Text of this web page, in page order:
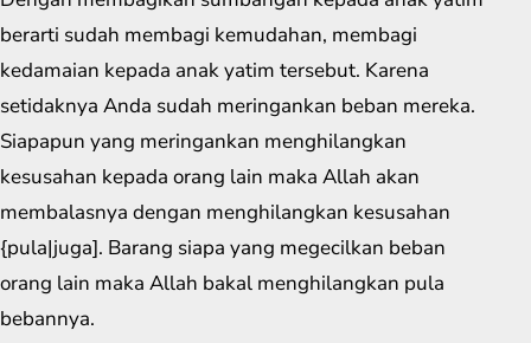
berarti sudah membagi kemudahan, membagi
kedamaian kepada anak yatim tersebut. Karena
setidaknya Anda sudah meringankan beban mereka.
Siapapun yang meringankan menghilangkan
kesusahan kepada orang lain maka Allah akan
membalasnya dengan menghilangkan kesusahan
{pula|juga]. Barang siapa yang megecilkan beban
orang lain maka Allah bakal menghilangkan pula
bebannya.